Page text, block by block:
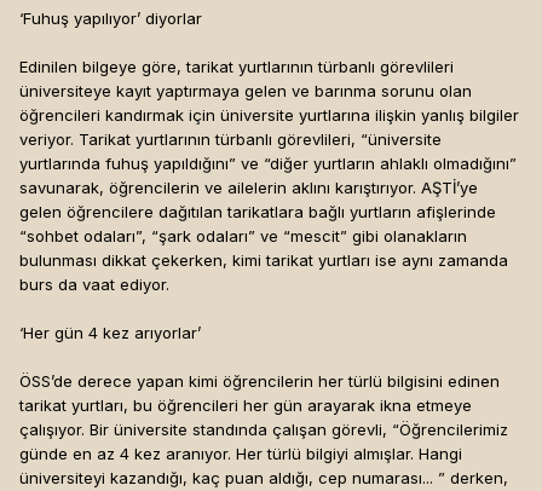
‘Fuhuş yapılıyor’ diyorlar
Edinilen bilgeye göre, tarikat yurtlarının türbanlı görevlileri
üniversiteye kayıt yaptırmaya gelen ve barınma sorunu olan
öğrencileri kandırmak için üniversite yurtlarına ilişkin yanlış bilgiler
veriyor. Tarikat yurtlarının türbanlı görevlileri, “üniversite
yurtlarında fuhuş yapıldığını” ve “diğer yurtların ahlaklı olmadığını”
savunarak, öğrencilerin ve ailelerin aklını karıştırıyor. AŞTİ’ye
gelen öğrencilere dağıtılan tarikatlara bağlı yurtların afişlerinde
“sohbet odaları”, “şark odaları” ve “mescit” gibi olanakların
bulunması dikkat çekerken, kimi tarikat yurtları ise aynı zamanda
burs da vaat ediyor.
‘Her gün 4 kez arıyorlar’
ÖSS’de derece yapan kimi öğrencilerin her türlü bilgisini edinen
tarikat yurtları, bu öğrencileri her gün arayarak ikna etmeye
çalışıyor. Bir üniversite standında çalışan görevli, “Öğrencilerimiz
günde en az 4 kez aranıyor. Her türlü bilgiyi almışlar. Hangi
üniversiteyi kazandığı, kaç puan aldığı, cep numarası... ” derken,